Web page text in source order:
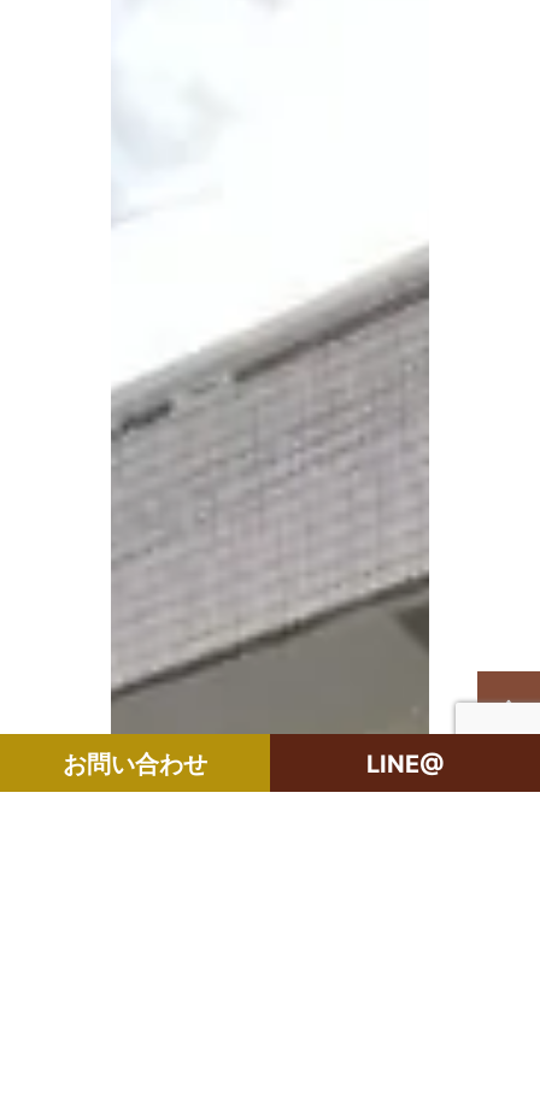
お問い合わせ LINE@